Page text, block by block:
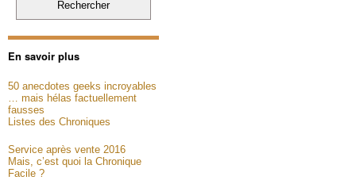
En savoir plus
50 anecdotes geeks incroyables
… mais hélas factuellement
fausses
Listes des Chroniques
Service après vente 2016
Mais, c’est quoi la Chronique
Facile ?